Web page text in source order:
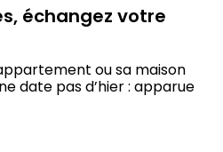
échangez votre
ou sa maison
date pas d’hier : apparue